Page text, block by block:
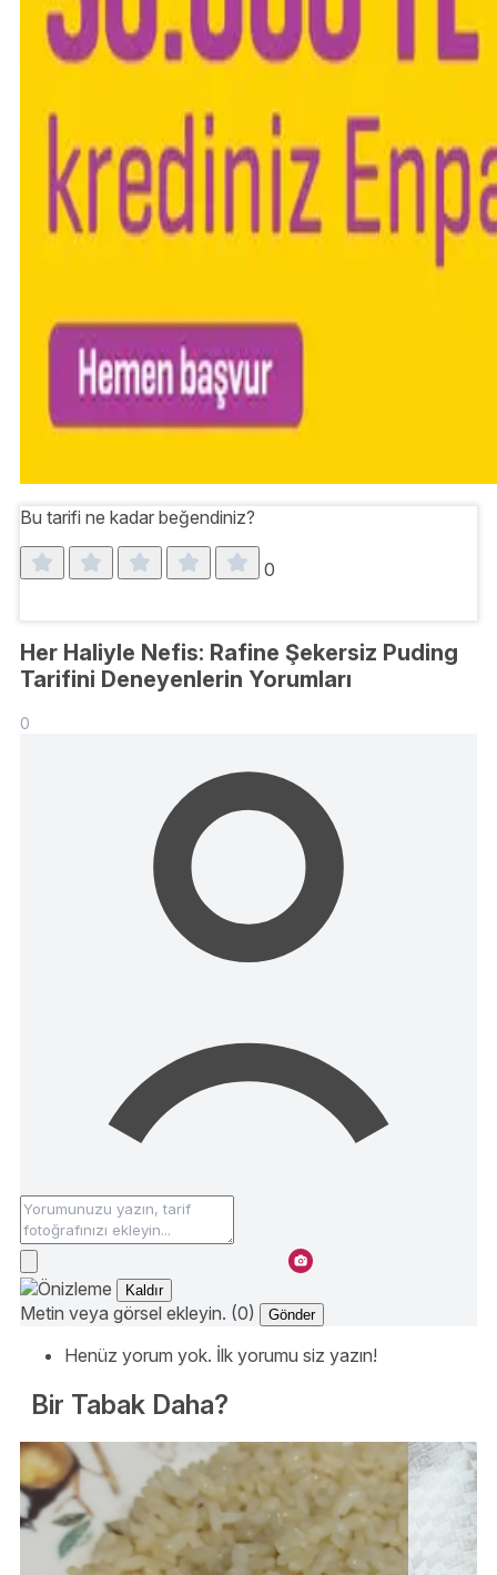
Bu tarifi ne kadar beğendiniz?
0
Her Haliyle Nefis: Rafine Şekersiz Puding
Tarifini Deneyenlerin Yorumları
0
Kaldır
Metin veya görsel ekleyin. (0) Gönder
Henüz yorum yok. İlk yorumu siz yazın!
Bir Tabak Daha?